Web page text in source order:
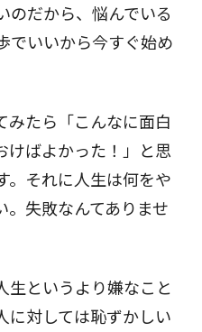
のだから、悩んでいる
でいいから今すぐ始め
みたら「こんなに面白
けばよかった！」と思
。それに人生は何をや
。失敗なんてありませ
生というより嫌なこと
に対しては恥ずかしい